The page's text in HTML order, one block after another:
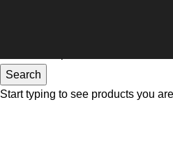
Search
Start typing to see products you